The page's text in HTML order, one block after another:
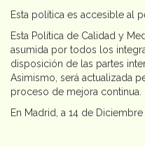
Esta política es accesible al
Esta Política de Calidad y
asumida por todos los
disposición de las partes
Asimismo, será actualizada
proceso de mejora continua.
En Madrid, a 14 de Diciembre